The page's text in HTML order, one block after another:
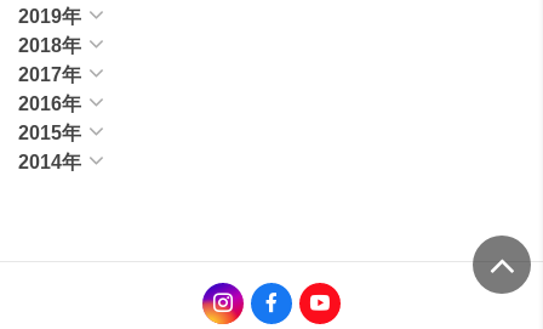
2019年
2018年
2017年
2016年
2015年
2014年